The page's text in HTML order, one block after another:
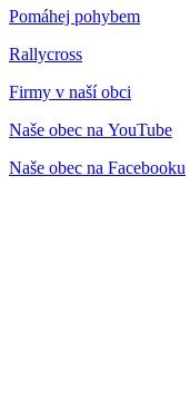
Pomáhej pohybem
Rallycross
Firmy v naší obci
Naše obec na YouTube
Naše obec na Facebooku